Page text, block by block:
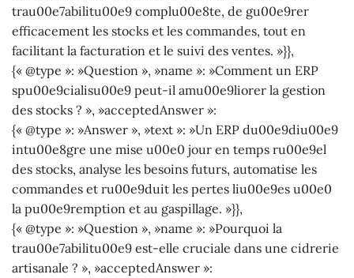
trau00e7abilitu00e9 complu00e8te, de gu00e9rer
efficacement les stocks et les commandes, tout en
facilitant la facturation et le suivi des ventes. »}},
{« @type »: »Question », »name »: »Comment un ERP
spu00e9cialisu00e9 peut-il amu00e9liorer la gestion
des stocks ? », »acceptedAnswer »:
{« @type »: »Answer », »text »: »Un ERP du00e9diu00e9
intu00e8gre une mise u00e0 jour en temps ru00e9el
des stocks, analyse les besoins futurs, automatise les
commandes et ru00e9duit les pertes liu00e9es u00e0
la pu00e9remption et au gaspillage. »}},
{« @type »: »Question », »name »: »Pourquoi la
trau00e7abilitu00e9 est-elle cruciale dans une cidrerie
artisanale ? », »acceptedAnswer »: